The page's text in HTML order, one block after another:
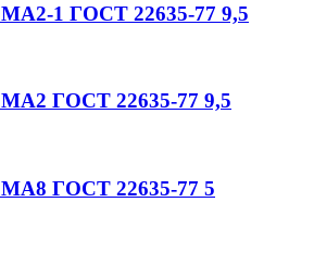
МА2-1 ГОСТ 22635-77 9,5
МА2 ГОСТ 22635-77 9,5
МА8 ГОСТ 22635-77 5